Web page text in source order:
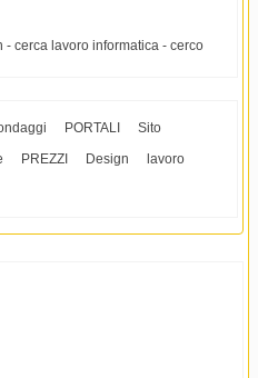
cerca lavoro informatica - cerco
PORTALI
Sito
PREZZI Design
lavoro